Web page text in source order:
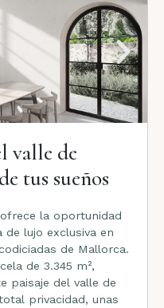
valle de
tus sueños
la oportunidad
de lujo exclusiva en
de Mallorca.
de 3.345 m²,
paisaje del valle de
privacidad, unas